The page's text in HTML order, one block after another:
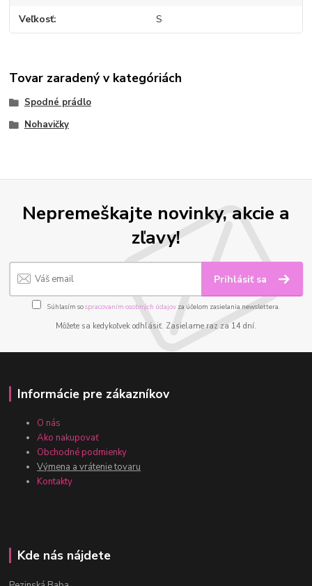
Veľkosť S
Tovar zaradený v kategóriách
Spodné prádlo
Nohavičky
Nepremeškajte novinky, akcie a
zľavy!
Prihlásiť sa
Súhlasím sospracovaním osobných údajov za účelom zasielania newslettera.
Môžete sa kedykoľvek odhlásiť. Zasielame raz za 14 dní.
Informácie pre zákazníkov
O nás
Ako nakupovať
Obchodné podmienky
Výmena a vrátenie tovaru
Kontakty
Kde nás nájdete